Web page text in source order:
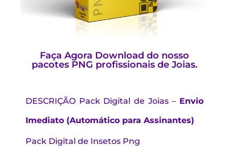
Faça Agora Download do nosso
pacotes PNG profissionais de Joias.
DESCRIÇÃO Pack Digital de Joias – Envio
Imediato (Automático para Assinantes)
Pack Digital de Insetos Png